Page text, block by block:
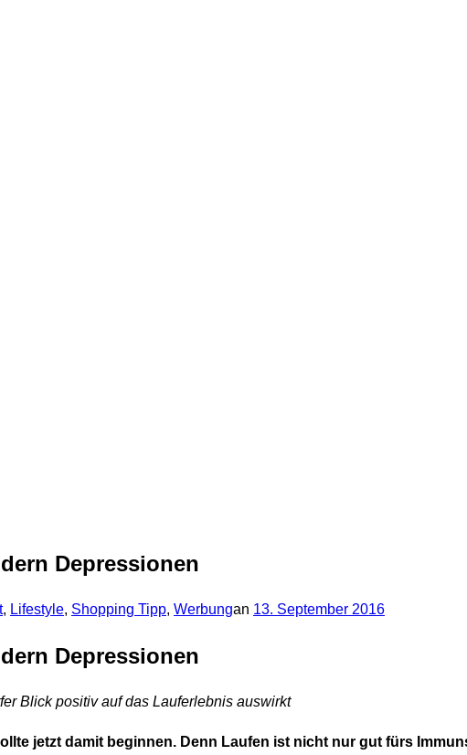
Depressionen
, Lifestyle, Shopping Tipp, Werbungan Veröffentlicht
13. September 2016
Depressionen
Blick positiv auf das Lauferlebnis auswirkt
jetzt damit beginnen. Denn Laufen ist nicht nur gut fürs